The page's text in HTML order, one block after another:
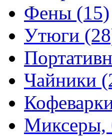
Фены (15)
Утюги
Чайники
Миксеры,